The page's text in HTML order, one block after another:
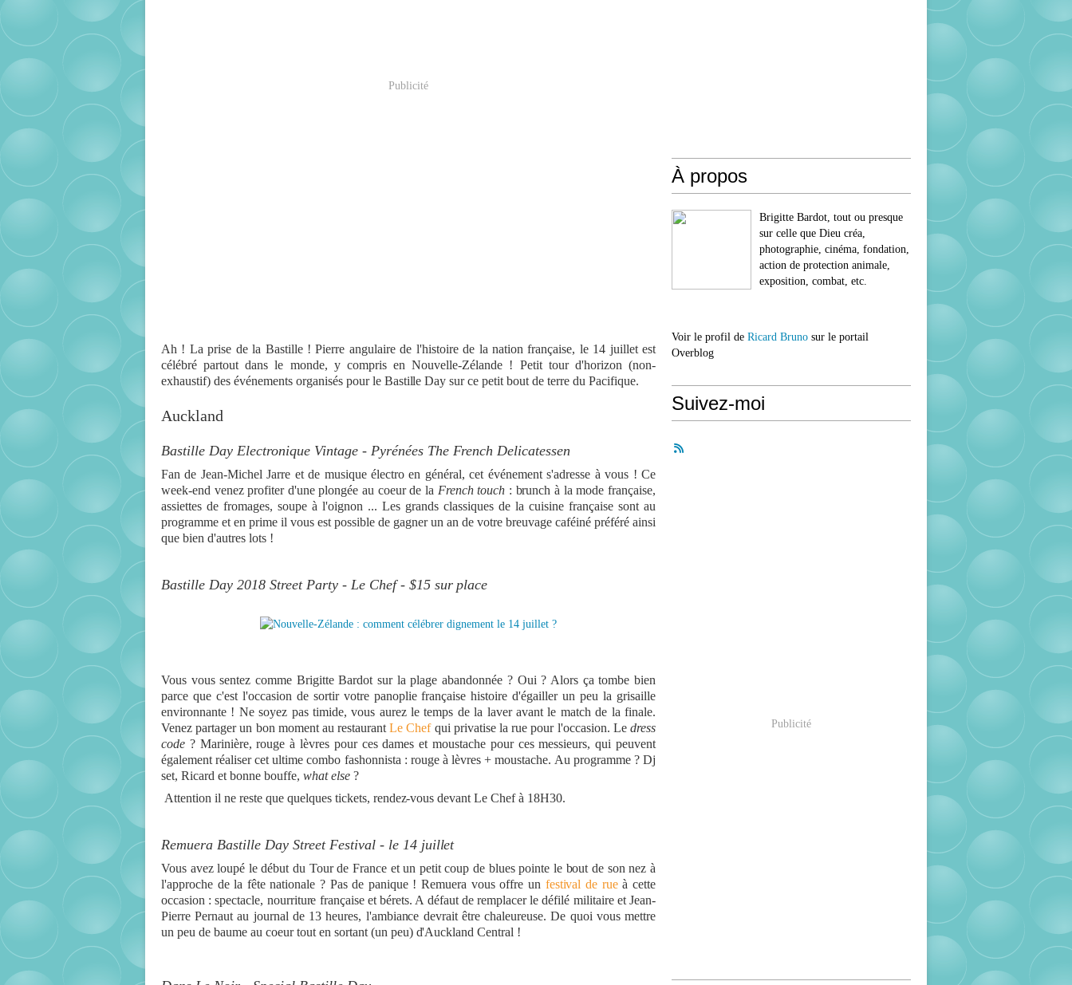
Publicité
Ah ! La prise de la Bastille ! Pierre angulaire de l'histoire de la nation française, le 14 juillet est
célébré partout dans le monde, y compris en Nouvelle-Zélande ! Petit tour d'horizon (non-
exhaustif) des événements organisés pour le Bastille Day sur ce petit bout de terre du Pacifique.
Auckland
Bastille Day Electronique Vintage - Pyrénées The French Delicatessen
Fan de Jean-Michel Jarre et de musique électro en général, cet événement s'adresse à vous ! Ce
week-end venez profiter d'une plongée au coeur de la French touch : brunch à la mode française,
assiettes de fromages, soupe à l'oignon ... Les grands classiques de la cuisine française sont au
programme et en prime il vous est possible de gagner un an de votre breuvage caféiné préféré ainsi
que bien d'autres lots !
Bastille Day 2018 Street Party - Le Chef - $15 sur place
Vous vous sentez comme Brigitte Bardot sur la plage abandonnée ? Oui ? Alors ça tombe bien
parce que c'est l'occasion de sortir votre panoplie française histoire d'égailler un peu la grisaille
environnante ! Ne soyez pas timide, vous aurez le temps de la laver avant le match de la finale.
Venez partager un bon moment au restaurant Le Chef qui privatise la rue pour l'occasion. Le dress
code ? Marinière, rouge à lèvres pour ces dames et moustache pour ces messieurs, qui peuvent
également réaliser cet ultime combo fashonnista : rouge à lèvres + moustache. Au programme ? Dj
set, Ricard et bonne bouffe, what else ?
Attention il ne reste que quelques tickets, rendez-vous devant Le Chef à 18H30.
Remuera Bastille Day Street Festival - le 14 juillet
Vous avez loupé le début du Tour de France et un petit coup de blues pointe le bout de son nez à
l'approche de la fête nationale ? Pas de panique ! Remuera vous offre un festival de rue à cette
occasion : spectacle, nourriture française et bérets. A défaut de remplacer le défilé militaire et Jean-
Pierre Pernaut au journal de 13 heures, l'ambiance devrait être chaleureuse. De quoi vous mettre
un peu de baume au coeur tout en sortant (un peu) d'Auckland Central !
À propos
Brigitte Bardot, tout ou presque
sur celle que Dieu créa,
photographie, cinéma, fondation,
action de protection animale,
exposition, combat, etc.
Voir le profil de Ricard Bruno sur le portail
Overblog
Suivez-moi
Publicité